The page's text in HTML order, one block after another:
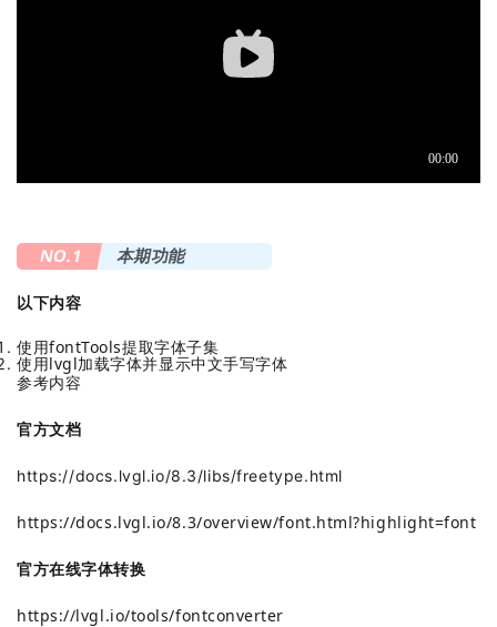
NO.1 本期功能
以下内容
使用fontTools提取字体子集
使用lvgl加载字体并显示中文手写字体
参考内容
官方文档
https://docs.lvgl.io/8.3/libs/freetype.html
https://docs.lvgl.io/8.3/overview/font.html?highlight=font
官方在线字体转换
https://lvgl.io/tools/fontconverter